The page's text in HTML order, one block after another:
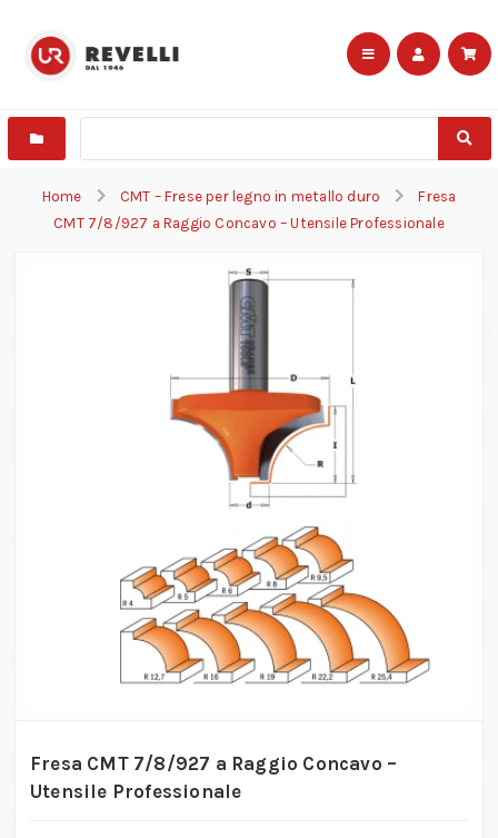
Home CMT – Frese per legno in metallo duro
Fresa
CMT 7/8/927 a Raggio Concavo – Utensile Professionale
Fresa CMT 7/8/927 a Raggio Concavo –
Utensile Professionale